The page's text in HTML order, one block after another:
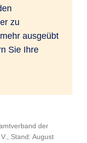
zu
ausgeübt
Sie Ihre
der
Stand: August